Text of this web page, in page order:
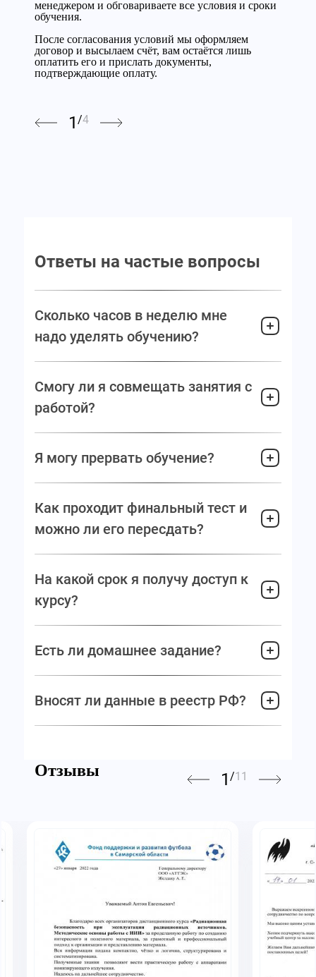
документ, подтверждающий вашу квалификацию
и знания.
менеджером и обговариваете все условия и сроки
обучения.
После согласования условий мы оформляем
договор и высылаем счёт, вам остаётся лишь
оплатить его и прислать документы,
подтверждающие оплату.
освежить знания.
учреждений, если это потребуется.
документ, подтверждающий вашу квалификацию
и знания.
менеджером и обговариваете все условия и сроки
обучения.
После согласования условий мы оформляем
договор и высылаем счёт, вам остаётся лишь
оплатить его и прислать документы,
подтверждающие оплату.
1 /4
Ответы на частые вопросы
Сколько часов в неделю мне
надо уделять обучению?
Смогу ли я совмещать занятия с
работой?
Я могу прервать обучение?
Как проходит финальный тест и
можно ли его пересдать?
На какой срок я получу доступ к
курсу?
Есть ли домашнее задание?
Вносят ли данные в реестр РФ?
Отзывы 1 /11